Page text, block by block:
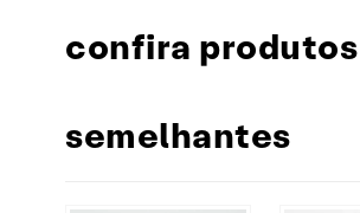
confira produtos
semelhantes